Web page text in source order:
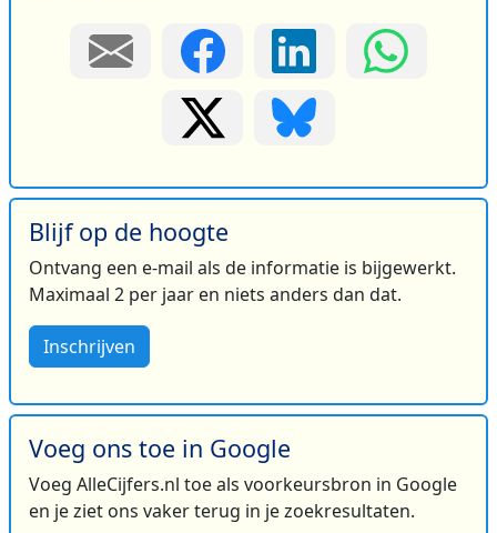
Blijf op de hoogte
Ontvang een e-mail als de informatie is bijgewerkt.
Maximaal 2 per jaar en niets anders dan dat.
Inschrijven
Voeg ons toe in Google
Voeg AlleCijfers.nl toe als voorkeursbron in Google
en je ziet ons vaker terug in je zoekresultaten.